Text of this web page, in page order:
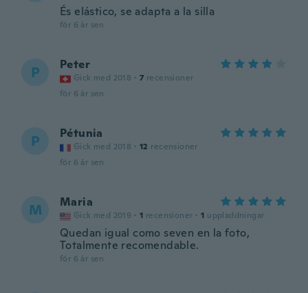
És elástico, se adapta a la silla
för 6 år sen
P Peter
Gick med 2018 · 7 recensioner
för 6 år sen
P Pétunia
Gick med 2018 · 12 recensioner
för 6 år sen
M Maria
Gick med 2019 · 1 recensioner · 1 uppladdningar
Quedan igual como seven en la foto,
Totalmente recomendable.
för 6 år sen